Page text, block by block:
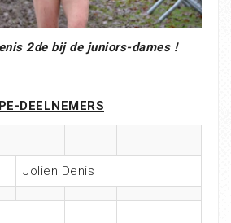
2de bij de juniors-dames !
DEELNEMERS
Jolien Denis